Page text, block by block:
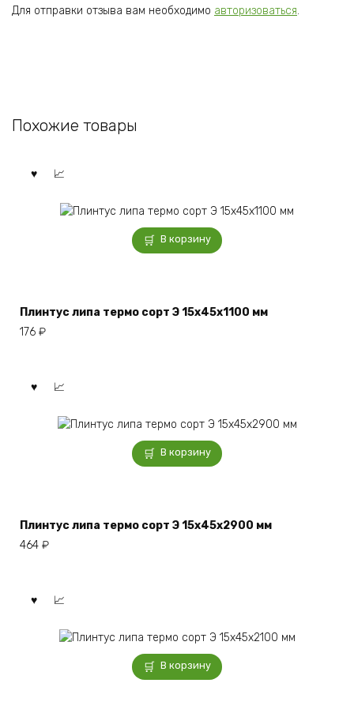
Для отправки отзыва вам необходимо авторизоваться.
Похожие товары
В корзину
Плинтус липа термо сорт Э 15x45x1100 мм
176 ₽
В корзину
Плинтус липа термо сорт Э 15x45x2900 мм
464 ₽
В корзину